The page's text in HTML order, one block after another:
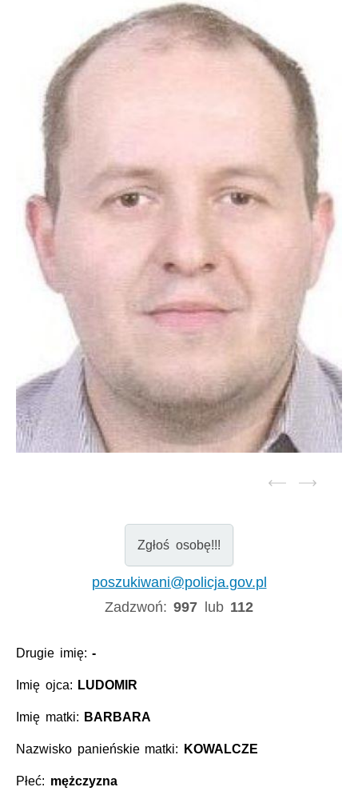
Zgłoś osobę!!!
poszukiwani@policja.gov.pl
Zadzwoń:997 lub 112
Drugie imię:-
Imię ojca: LUDOMIR
Imię matki: BARBARA
Nazwisko panieńskie matki: KOWALCZE
Płeć: mężczyzna